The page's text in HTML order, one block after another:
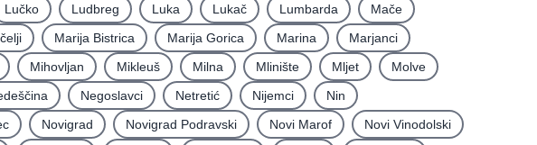
Lučko Ludbreg Luka Lukač Lumbarda
Mače
Marija Bistrica Marija Gorica Marina
Marjanci
Mihovljan Mikleuš Milna Mlinište Mljet
Molve
Negoslavci Netretić Nijemci
Nin
Novigrad Novigrad Podravski Novi Marof
Novi Vinodolski